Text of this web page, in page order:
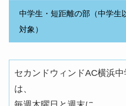
中学生・短距離の部（中学生
対象）
セカンドウィンドAC横浜
は、